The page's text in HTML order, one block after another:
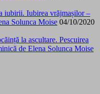
iubirii. Iubirea vrăjmașilor –
Solunca Moise 04/10/2020
la ascultare. Pescuirea
de Elena Solunca Moise